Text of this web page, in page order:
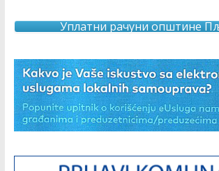
Уплатни рачуни општине